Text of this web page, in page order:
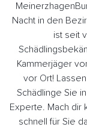
Nacht in den
ist seit
Kammerjäger
vor Ort!
Schädlinge Sie
Experte. Mach dir
schnell für Sie